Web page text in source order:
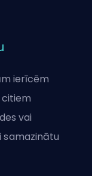
ierīcēm
vai
samazinātu